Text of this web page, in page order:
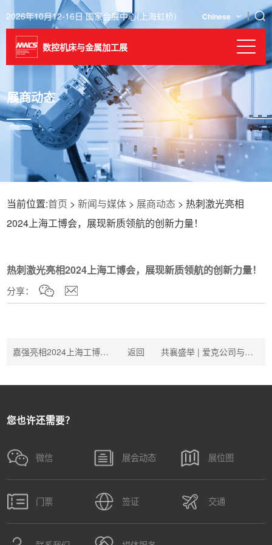
2026年10月12-16日 国家会展中心(上海虹桥) Chinese
数控机床与金属加工展
展商动态
当前位置:首页 >新闻与媒体 > 展商动态 > 热刺激光亮相
2024上海工博会，展现新质领航的创新力量！
热刺激光亮相2024上海工博会，展现新质领航的创新力量！
分享：
嘉强亮相2024上海工博会，共探ABC赋能激光未来的无限可能！ 返回 共襄盛举 | 爱克公司与您相约2024中国国际工业博览会！
您也许还需要？
微信 展会动态 展位图
门票 签证 交通